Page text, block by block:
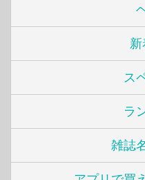
ス
ラ
雑誌